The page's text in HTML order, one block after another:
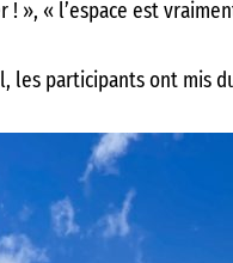
», « l’espace est
les participants ont mis